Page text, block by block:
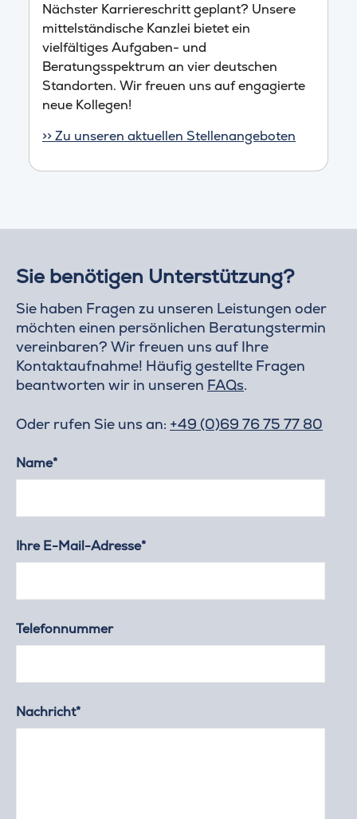
Nächster Karriereschritt geplant? Unsere
mittelständische Kanzlei bietet ein
vielfältiges Aufgaben- und
Beratungsspektrum an vier deutschen
Standorten. Wir freuen uns auf engagierte
neue Kollegen!
>> Zu unseren aktuellen Stellenangeboten
Sie benötigen Unterstützung?
Sie haben Fragen zu unseren Leistungen oder
möchten einen persönlichen Beratungstermin
vereinbaren? Wir freuen uns auf Ihre
Kontaktaufnahme! Häufig gestellte Fragen
beantworten wir in unseren FAQs.
Oder rufen Sie uns an: +49 (0)69 76 75 77 80
Name*
Ihre E-Mail-Adresse*
Telefonnummer
Nachricht*